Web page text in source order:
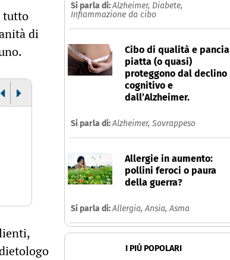
tutto
di
Diabete
Che cos'è
Ultime notizie
Si parla di:Alzheimer, Diabete,
Infiammazione da cibo
Cibo di qualità e pancia
piatta (o quasi)
proteggono dal declino
cognitivo e
dall’Alzheimer.
Si parla di:Alzheimer, Sovrappeso
Allergie in aumento:
pollini feroci o paura
della guerra?
Si parla di:Allergia,Ansia,Asma
I PIÚ POPOLARI